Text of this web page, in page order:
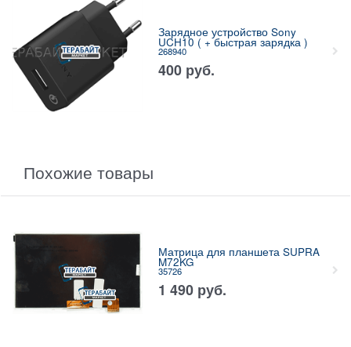
Зарядное устройство Sony
UCH10 ( + быстрая зарядка )
268940
400 руб.
Похожие товары
Матрица для планшета SUPRA
M72KG
35726
1 490 руб.